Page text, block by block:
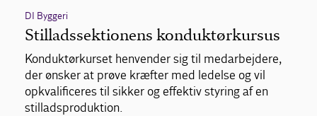
DI Byggeri
Stilladssektionens konduktørkursus
Konduktørkurset henvender sig til medarbejdere,
der ønsker at prøve kræfter med ledelse og vil
opkvalificeres til sikker og effektiv styring af en
stilladsproduktion.